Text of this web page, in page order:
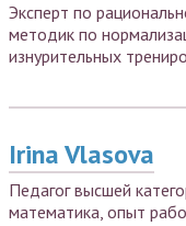
Эксперт по
методик по
изнурительных
Irina Vlasova
Педагог высшей
математика, опыт